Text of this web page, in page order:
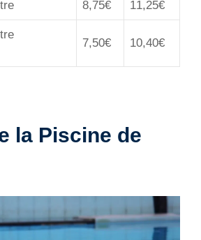
8,75€ 11,25€
7,50€ 10,40€
la Piscine de